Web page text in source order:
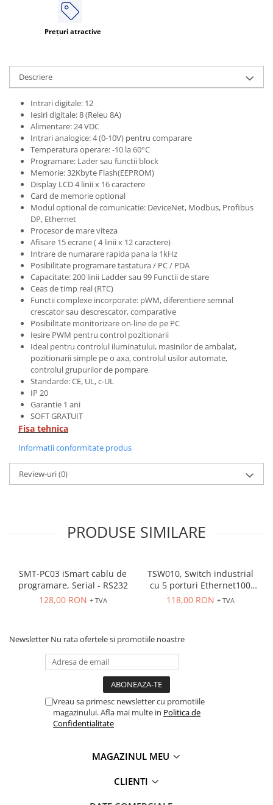
Prețuri atractive
Descriere
Intrari digitale: 12
Iesiri digitale: 8 (Releu 8A)
Alimentare: 24 VDC
Intrari analogice: 4 (0-10V) pentru comparare
Temperatura operare: -10 la 60°C
Programare: Lader sau functii block
Memorie: 32Kbyte Flash(EEPROM)
Display LCD 4 linii x 16 caractere
Card de memorie optional
Modul optional de comunicatie: DeviceNet, Modbus, Profibus
DP, Ethernet
Procesor de mare viteza
Afisare 15 ecrane ( 4 linii x 12 caractere)
Intrare de numarare rapida pana la 1kHz
Posibilitate programare tastatura / PC / PDA
Capacitate: 200 linii Ladder sau 99 Functii de stare
Ceas de timp real (RTC)
Functii complexe incorporate: pWM, diferentiere semnal
crescator sau descrescator, comparative
Posibilitate monitorizare on-line de pe PC
Iesire PWM pentru control pozitionarii
Ideal pentru controlul iluminatului, masinilor de ambalat,
pozitionarii simple pe o axa, controlul usilor automate,
controlul grupurilor de pompare
Standarde: CE, UL, c-UL
IP 20
Garantie 1 ani
SOFT GRATUIT
Fisa tehnica
Informatii conformitate produs
Review-uri(0)
PRODUSE SIMILARE
SMT-PC03 iSmart cablu de
programare, Serial - RS232
128,00 RON + TVA
TSW010, Switch industrial
cu 5 porturi Ethernet100
Mbps, montaj pe sina
118,00 RON + TVA
Newsletter Nu rata ofertele si promotiile noastre
Vreau sa primesc newsletter cu promotiile
magazinului. Afla mai multe in Politica de
Confidentialitate
MAGAZINUL MEU
CLIENTI